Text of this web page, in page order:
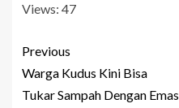
Views: 47
Previous
Warga Kudus Kini Bisa
Tukar Sampah Dengan Emas